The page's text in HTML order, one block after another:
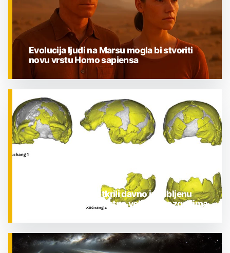
ZNANOST
Evolucija ljudi na Marsu mogla bi stvoriti
novu vrstu Homo sapiensa
ZNANOST
Znanstvenici su otkrili davno izgubljenu
ljudsku vrstu s izuzetno velikim mozgovima